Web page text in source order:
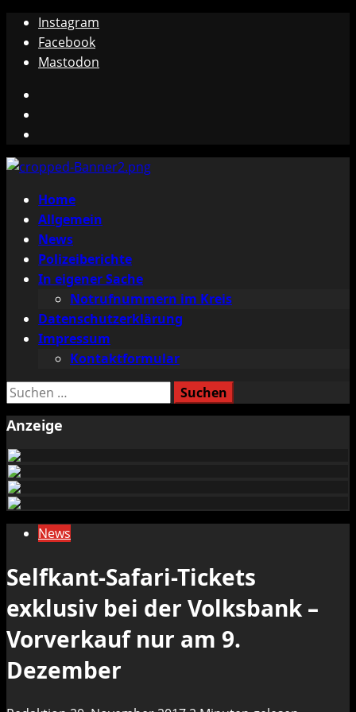
Zum
Inhalt
springen
Instagram
Facebook
Mastodon
Primäres
Menü
Home
Allgemein
News
Polizeiberichte
In eigener Sache
Notrufnummern im Kreis
Datenschutzerklärung
Impressum
Kontaktformular
Suchen
Anzeige
News
Selfkant-Safari-Tickets
exklusiv bei der Volksbank –
Vorverkauf nur am 9.
Dezember